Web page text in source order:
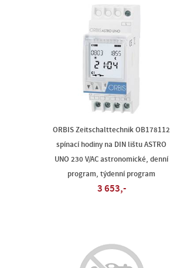
ORBIS Zeitschalttechnik OB178112
spínací hodiny na DIN lištu ASTRO
UNO 230 V/AC astronomické, denní
program, týdenní program
3 653,-